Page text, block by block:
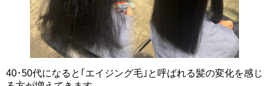
40･50代になると｢エイジング毛｣と呼ばれる髪の変化を感じ